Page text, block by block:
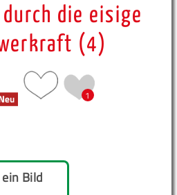
durch die eisige
(4)
1
Bild